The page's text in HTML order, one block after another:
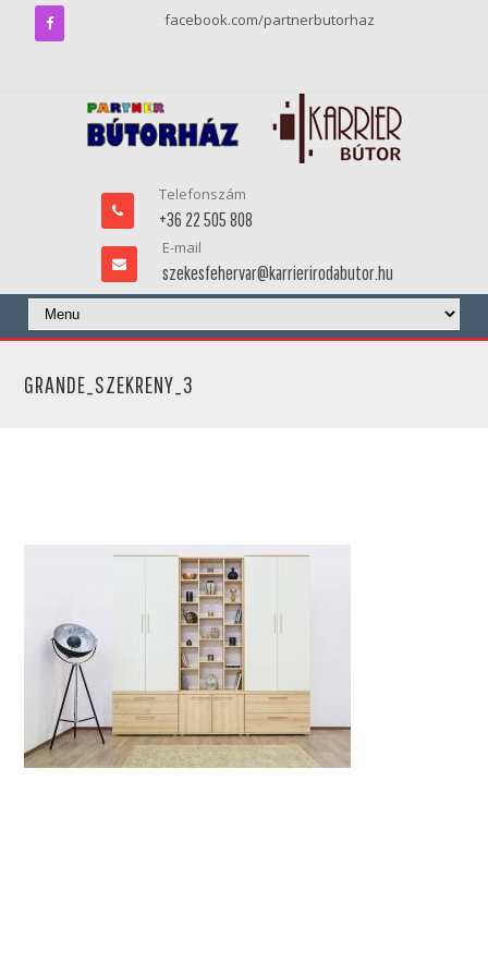
facebook.com/partnerbutorhaz
Telefonszám
+36 22 505 808
E-mail
szekesfehervar@karrierirodabutor.hu
GRANDE_SZEKRENY_3